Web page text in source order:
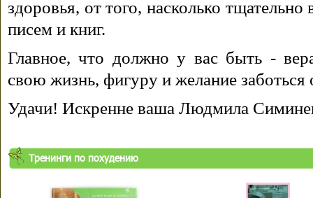
здоровья, от того, насколько
писем и книг.
Главное, что должно у вас быть -
свою жизнь, фигуру и желание заботься
Удачи! Искренне ваша Людмила
Тренинги по похудению